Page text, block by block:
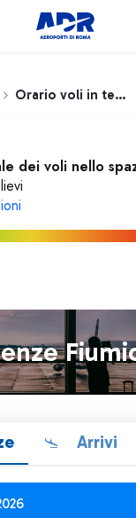
Orario voli in tempo reale
dei voli nello
Arrivi